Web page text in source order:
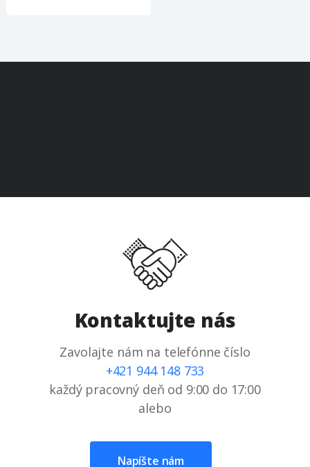
Kontaktujte nás
Zavolajte nám na telefónne číslo
+421 944 148 733
každý pracovný deň od 9:00 do 17:00
alebo
Napíšte nám